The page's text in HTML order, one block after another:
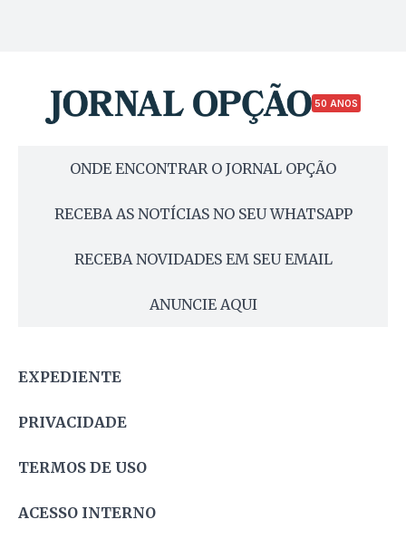
50 ANOS
ONDE ENCONTRAR O JORNAL OPÇÃO
RECEBA AS NOTÍCIAS NO SEU WHATSAPP
RECEBA NOVIDADES EM SEU EMAIL
ANUNCIE AQUI
EXPEDIENTE
PRIVACIDADE
TERMOS DE USO
ACESSO INTERNO